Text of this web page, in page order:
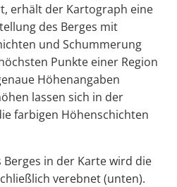
erhält der Kartograph eine
des Berges mit
und Schummerung
Punkte einer Region
Höhenangaben
lassen sich in der
farbigen Höhenschichten
in der Karte wird die
verebnet (unten).